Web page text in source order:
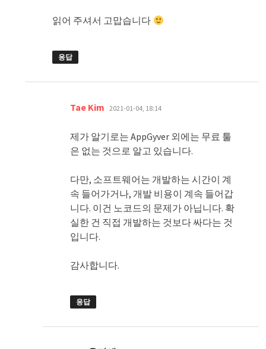
읽어 주셔서 고맙습니다
응답
Tae Kim 댓
글:
2021-01-04, 18:14
제가 알기로는 AppGyver 외에는 무료 툴
은 없는 것으로 알고 있습니다.
다만, 소프트웨어는 개발하는 시간이 계
속 들어가거나, 개발 비용이 계속 들어갑
니다. 이건 노코드의 문제가 아닙니다. 확
실한 건 직접 개발하는 것보다 싸다는 것
입니다.
감사합니다.
응답